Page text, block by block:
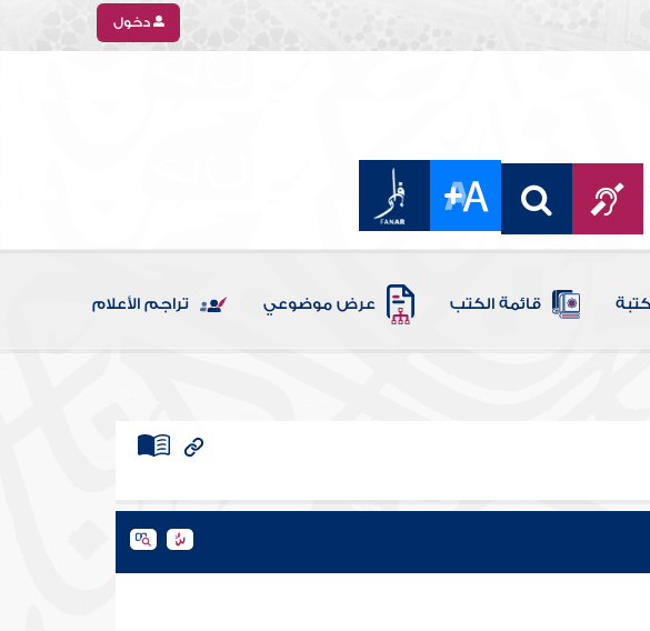
دخول
قائمة الكتب عرض موضوعي تراجم الأعلام